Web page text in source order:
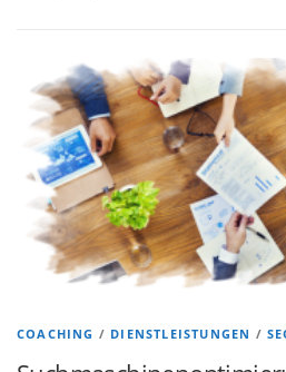
COACHING / DIENSTLEISTUNGEN /